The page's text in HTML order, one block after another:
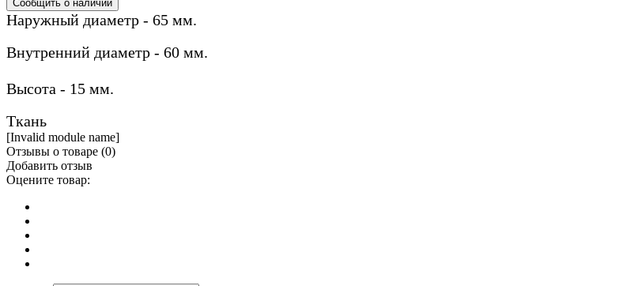
Наружный диаметр - 65 мм.
Внутренний диаметр - 60 мм.
Высота - 15 мм.
Ткань
[Invalid module name]
Отзывы о товаре (0)
Добавить отзыв
Оцените товар: